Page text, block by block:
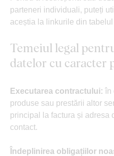
parteneri individuali, puteți
aceștia la linkurile din
Temeiul legal
datelor cu caracter
Executarea contractului: în
produse sau prestării altor
principal la factura și adresa
contact.
Îndeplinirea obligațiilor